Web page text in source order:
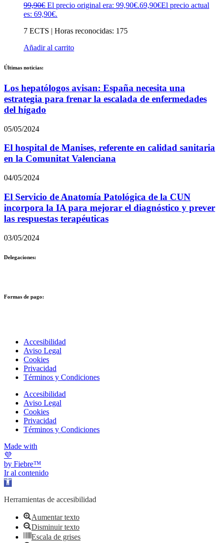
99,90€ El precio original era: 99,90€.69,90€El precio actual
es: 69,90€.
7 ECTS | Horas reconocidas: 175
Añadir al carrito
Últimas noticias:
Los hepatólogos avisan: España necesita una
estrategia para frenar la escalada de enfermedades
del hígado
05/05/2024
El hospital de Manises, referente en calidad sanitaria
en la Comunitat Valenciana
04/05/2024
El Servicio de Anatomía Patológica de la CUN
incorpora la IA para mejorar el diagnóstico y prever
las respuestas terapéuticas
03/05/2024
Delegaciones:
Formas de pago:
Accesibilidad
Aviso Legal
Cookies
Privacidad
Términos y Condiciones
Accesibilidad
Aviso Legal
Cookies
Privacidad
Términos y Condiciones
Made with
💜
by Fiebre™
Ir al contenido
Abrir barra de herramientas
Herramientas de accesibilidad
Aumentar texto
Disminuir texto
Escala de grises